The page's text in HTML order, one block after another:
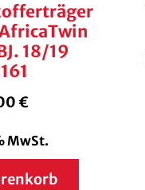
18/19
€
MwSt.